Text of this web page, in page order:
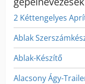
2 Kéttengelyes
Ablak
Ablak-Készítő
Alacsony Ágy-